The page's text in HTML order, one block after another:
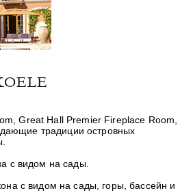
Great Hall Premier Fireplace Room,
традиции островных
с видом на сады.
с видом на сады, горы, бассейн и